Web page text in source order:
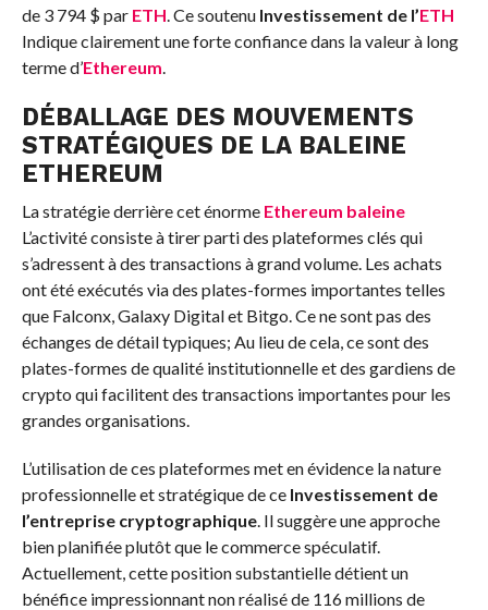
de 3 794 $ par ETH . Ce soutenu Investissement de l’ETH
Indique clairement une forte confiance dans la valeur à long
terme d’Ethereum
DÉBALLAGE DES MOUVEMENTS
STRATÉGIQUES DE LA BALEINE
ETHEREUM
La stratégie derrière cet énorme Ethereum baleine
L’activité consiste à tirer parti des plateformes clés qui
s’adressent à des transactions à grand volume. Les achats
ont été exécutés via des plates-formes importantes telles
que Falconx, Galaxy Digital et Bitgo. Ce ne sont pas des
échanges de détail typiques; Au lieu de cela, ce sont des
plates-formes de qualité institutionnelle et des gardiens de
crypto qui facilitent des transactions importantes pour les
grandes organisations.
L’utilisation de ces plateformes met en évidence la nature
professionnelle et stratégique de ce Investissement de
l’entreprise cryptographique. Il suggère une approche
bien planifiée plutôt que le commerce spéculatif.
Actuellement, cette position substantielle détient un
bénéfice impressionnant non réalisé de 116 millions de